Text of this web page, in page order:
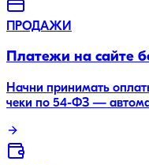
ПРОДАЖИ
Платежи на сайте
Начни принимать
чеки по 54-ФЗ —